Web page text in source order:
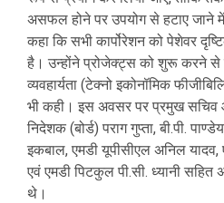
असफल होने पर उपयोग से हटाए जाने
कहा कि सभी कार्पोरेशन को पेशेवर
है। उन्होंने प्रोजेक्ट्स को शुरू करने
व्यवहार्यता (टेक्नो इकोनॉमिक
भी कही। इस अवसर पर प्रमुख सचिव
निदेशक (बोर्ड) पराग गुप्ता, बी.पी.
इकबाल, एमडी यूपीसीएल अनिल
एवं एमडी पिटकुल पी.सी. ध्यानी सहित
थे।